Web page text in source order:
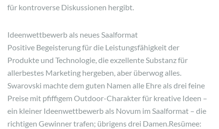
für kontroverse Diskussionen hergibt.
Ideenwettbewerb als neues Saalformat
Positive Begeisterung für die Leistungsfähigkeit der
Produkte und Technologie, die exzellente Substanz für
allerbestes Marketing hergeben, aber überwog alles.
Swarovski machte dem guten Namen alle Ehre als drei feine
Preise mit pfiffigem Outdoor-Charakter für kreative Ideen –
ein kleiner Ideenwettbewerb als Novum im Saalformat – die
richtigen Gewinner trafen; übrigens drei Damen.Resümee: